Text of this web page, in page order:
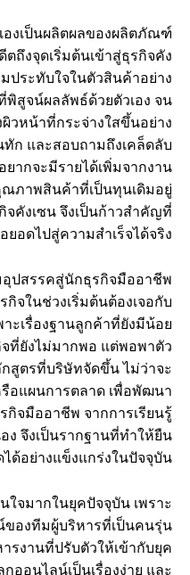
องเป็นผลิตผลของผลิตภัณฑ์
ถึงจุดเริ่มต้นเข้าสู่ธุรกิจคัง
ประทับใจในตัวสินค้าอย่าง
สูจน์ผลลัพธ์ด้วยตัวเอง จน
วหน้าที่กระจ่างใสขึ้นอย่าง
ก และสอบถามถึงเคล็ดลับ
ากจะมีรายได้เพิ่มจากงาน
ภาพสินค้าที่เป็นทุนเดิมอยู่
จคังเซน จึงเป็นก้าวสำคัญที่
อดไปสู่ความสำเร็จได้จริง
ปสรรคสู่นักธุรกิจมืออาชีพ
จในช่วงเริ่มต้นต้องเจอกับ
ะเรื่องฐานลูกค้าที่ยังมีน้อย
ที่ยังไม่มากพอ แต่พอพาตัว
กสูตรที่บริษัทจัดขึ้น ไม่ว่าจะ
อแผนการตลาด เพื่อพัฒนา
กิจมืออาชีพ จากการเรียนรู้
ง จึงเป็นรากฐานที่ทำให้ยืน
ด้อย่างแข็งแกร่งในปัจจุบัน
ใจมากในยุคปัจจุบัน เพราะ
องทีมผู้บริหารที่เป็นคนรุ่น
งานที่ปรับตัวให้เข้ากับยุค
ออนไลน์เป็นเรื่องง่าย และ